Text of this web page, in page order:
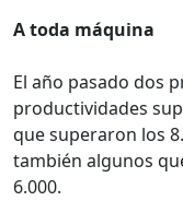
A toda máquina
El año pasado dos
productividades
que superaron los
también algunos
6.000.